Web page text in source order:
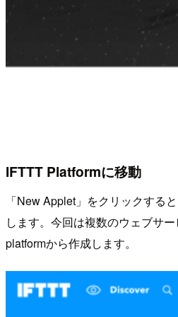
IFTTT Platformに移動
「New Applet」をクリックする
します。今回は複数のウェブサー
platformから作成します。